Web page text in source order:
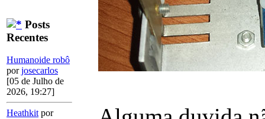
Posts
Recentes
Humanoide robô
porjosecarlos
[05 de Julho de
2026, 19:27]
Heathkit por